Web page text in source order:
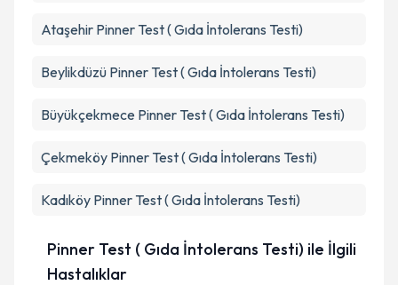
Ataşehir Pinner Test ( Gıda İntolerans Testi)
Beylikdüzü Pinner Test ( Gıda İntolerans Testi)
Büyükçekmece Pinner Test ( Gıda İntolerans Testi)
Çekmeköy Pinner Test ( Gıda İntolerans Testi)
Kadıköy Pinner Test ( Gıda İntolerans Testi)
Pinner Test ( Gıda İntolerans Testi) ile İlgili
Hastalıklar